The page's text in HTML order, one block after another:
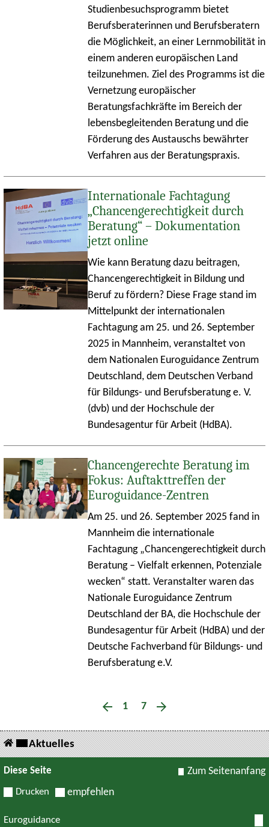
Studienbesuchsprogramm bietet
Berufsberaterinnen und Berufsberatern
die Möglichkeit, an einer Lernmobilität in
einem anderen europäischen Land
teilzunehmen. Ziel des Programms ist die
Vernetzung europäischer
Beratungsfachkräfte im Bereich der
lebensbegleitenden Beratung und die
Förderung des Austauschs bewährter
Verfahren aus der Beratungspraxis.
Internationale Fachtagung
„Chancengerechtigkeit durch
Beratung“ – Dokumentation
jetzt online
Wie kann Beratung dazu beitragen,
Chancengerechtigkeit in Bildung und
Beruf zu fördern? Diese Frage stand im
Mittelpunkt der internationalen
Fachtagung am 25. und 26. September
2025 in Mannheim, veranstaltet von
dem Nationalen Euroguidance Zentrum
Deutschland, dem Deutschen Verband
für Bildungs- und Berufsberatung e. V.
(dvb) und der Hochschule der
Bundesagentur für Arbeit (HdBA).
Chancengerechte Beratung im
Fokus: Auftakttreffen der
Euroguidance-Zentren
Am 25. und 26. September 2025 fand in
Mannheim die internationale
Fachtagung „Chancengerechtigkeit durch
Beratung – Vielfalt erkennen, Potenziale
wecken“ statt. Veranstalter waren das
Nationale Euroguidance Zentrum
Deutschland der BA, die Hochschule der
Bundesagentur für Arbeit (HdBA) und der
Deutsche Fachverband für Bildungs- und
Berufsberatung e.V.
1 7
Aktuelles
Diese Seite
Drucken empfehlen
Zum Seitenanfang
Euroguidance